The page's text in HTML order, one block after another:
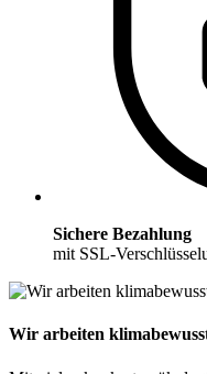
Sichere Bezahlung
mit SSL-
Wir arbeiten